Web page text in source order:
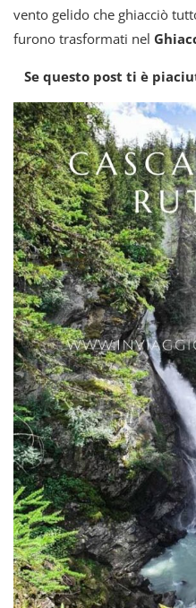
vento gelido che ghiacciò
furono trasformati nel
Se questo post ti è